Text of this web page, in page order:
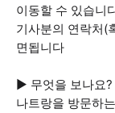
이동할 수 있습니
기사분의 연락처(
면됩니다
► 무엇을 보나요?
나트랑을 방문하